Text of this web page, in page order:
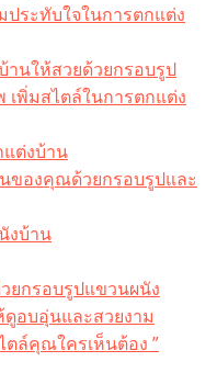
ระทับใจในการตกแต่ง
นให้สวยด้วยกรอบรูป
พิ่มสไตล์ในการตกแต่ง
ต่งบ้าน
ของคุณด้วยกรอบรูปและ
งบ้าน
ยกรอบรูปแขวนผนัง
อบอุ่นและสวยงาม
ล์คุณใครเห็นต้อง ”